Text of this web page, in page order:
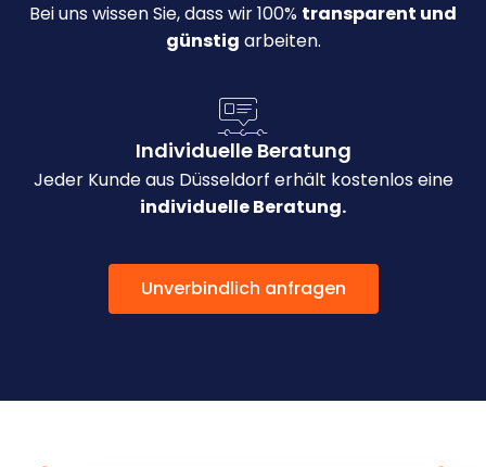
Bei uns wissen Sie, dass wir 100% transparent und
günstig arbeiten.
Individuelle Beratung
Jeder Kunde aus Düsseldorf erhält kostenlos eine
individuelle Beratung.
Unverbindlich anfragen